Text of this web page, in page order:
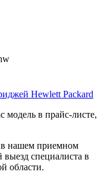
Hewlett Packard
в прайс-листе,
в нашем приемном
специалиста в
области.